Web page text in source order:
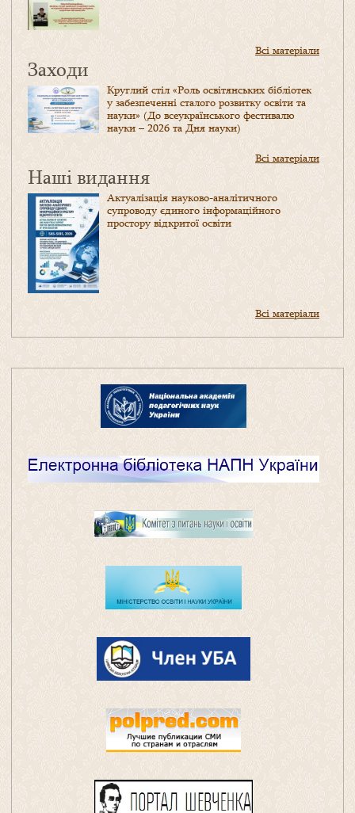
Всі матеріали
Заходи
Круглий стіл «Роль освітянських бібліотек
у забезпеченні сталого розвитку освіти та
науки» (До всеукраїнського фестивалю
науки – 2026 та Дня науки)
Всі матеріали
Наші видання
Актуалізація науково-аналітичного
супроводу єдиного інформаційного
простору відкритої освіти
Всі матеріали